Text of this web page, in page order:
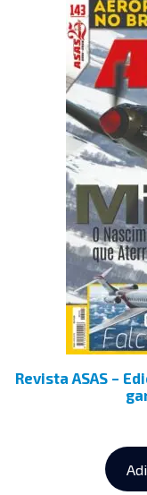
Revista ASAS –